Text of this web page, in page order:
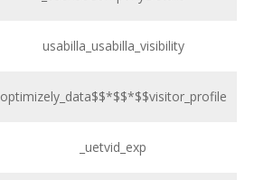
usabilla_usabilla_visibility
optimizely_data$$*$$*$$visitor_profile
_uetvid_exp